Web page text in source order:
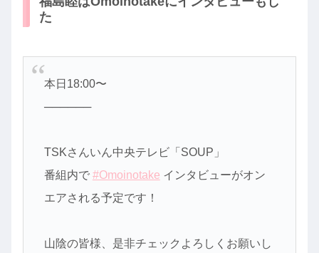
た
本日18:00〜
──────
TSKさんいん中央テレビ「SOUP」
番組内で #Omoinotake インタビューがオン
エアされる予定です！
山陰の皆様、是非チェックよろしくお願いし